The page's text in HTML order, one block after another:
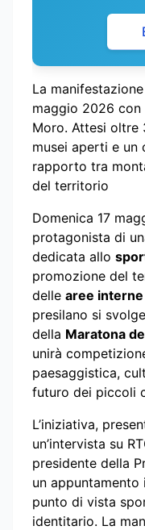
La
maggio 2026
Moro. Attesi oltre
musei aperti e un
rapporto tra
del territorio
Domenica 17
protagonista di
dedicata allo
promozione del
delle aree
presilano si
della Maratona
unirà
paesaggistica,
futuro dei piccoli
L’iniziativa,
un’intervista su
presidente della
un
punto di vista
identitario. La